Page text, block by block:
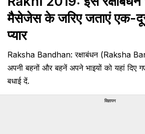
मैसेजेस के जरिए जताएं एक-
प्यार
Raksha Bandhan: रक्षाबंधन (Raksha
अपनी बहनों और बहनें अपने भाइयों को यहां दिए
बधाई दें.
विज्ञापन